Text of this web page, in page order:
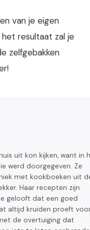
van je eigen
resultaat zal je
zelfgebakken
uit kon kijken, want in
werd doorgegeven. Ze
met kookboeken uit
Haar recepten zijn
gelooft dat een goed
altijd kruiden proeft
de overtuiging dat